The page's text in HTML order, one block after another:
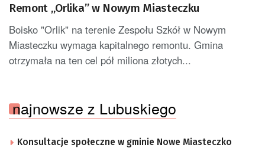
Remont „Orlika” w Nowym Miasteczku
Boisko "Orlik" na terenie Zespołu Szkół w Nowym
Miasteczku wymaga kapitalnego remontu. Gmina
otrzymała na ten cel pół miliona złotych...
najnowsze z Lubuskiego
Konsultacje społeczne w gminie Nowe Miasteczko